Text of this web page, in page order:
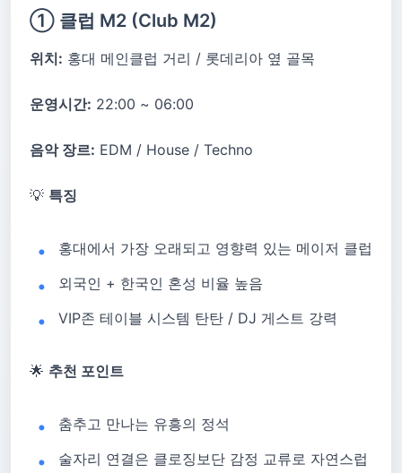
① 클럽 M2 (Club M2)
위치: 홍대 메인클럽 거리 / 롯데리아 옆 골목
운영시간: 22:00 ~ 06:00
음악 장르: EDM / House / Techno
💡 특징
홍대에서 가장 오래되고 영향력 있는 메이저 클럽
외국인 + 한국인 혼성 비율 높음
VIP존 테이블 시스템 탄탄 / DJ 게스트 강력
🌟 추천 포인트
춤추고 만나는 유흥의 정석
술자리 연결은 클로징보단 감정 교류로 자연스럽